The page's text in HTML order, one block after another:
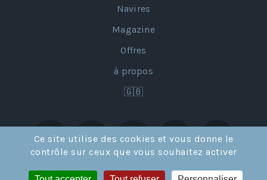
Ce site utilise des cookies et vous donne le
contrôle sur ceux que vous souhaitez activer
Navires
Magazine
Offres
à propos
🇬🇧